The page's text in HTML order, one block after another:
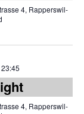
4, Rapperswil-
23:45
4, Rapperswil-